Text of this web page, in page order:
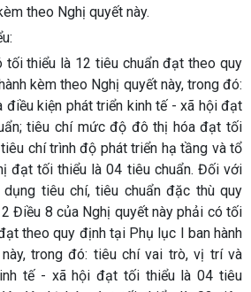
theo Nghị quyết này.
thiểu là 12 tiêu chuẩn đạt theo quy
kèm theo Nghị quyết này, trong đó:
kiện phát triển kinh tế - xã hội đạt
tiêu chí mức độ đô thị hóa đạt tối
chí trình độ phát triển hạ tầng và tổ
đạt tối thiểu là 04 tiêu chuẩn. Đối với
tiêu chí, tiêu chuẩn đặc thù quy
Điều 8 của Nghị quyết này phải có tối
theo quy định tại Phụ lục I ban hành
trong đó: tiêu chí vai trò, vị trí và
tế - xã hội đạt tối thiểu là 04 tiêu